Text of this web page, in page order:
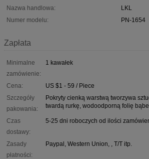
Nazwa handlowa:
LKL
Numer modelu:
PN-1654
Zapłata
Minimalne
zamówienie:
1 kawałek
Cena:
US $1 - 59 / Piece
Szczegóły
pakowania:
Pokryty cienką warstwą tworzywa
twardą rurkę, wodoodporną folię
Czas
dostawy:
5-25 dni roboczych od ilości
Zasady
płatności:
Paypal, Western Union, , T/T itp.